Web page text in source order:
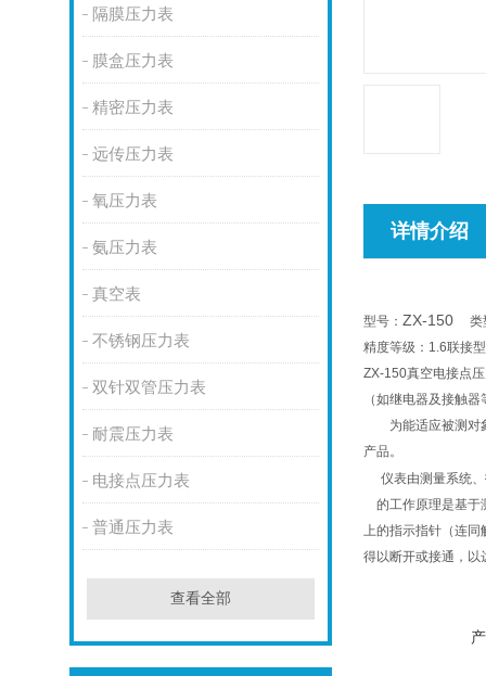
隔膜压力表
膜盒压力表
精密压力表
远传压力表
氧压力表
氨压力表
真空表
不锈钢压力表
双针双管压力表
耐震压力表
电接点压力表
普通压力表
查看全部
详情介绍
型号： ZX-150
类
精度等级： 1.6联接
ZX-150真空电接点
（如继电器及接触
为能适应被测对象
产品。
仪表由测量系统
的工作原理是基于
上的指示指针（连同
得以断开或接通，以